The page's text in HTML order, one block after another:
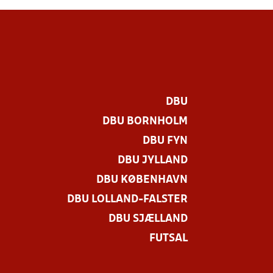
DBU
DBU BORNHOLM
DBU FYN
DBU JYLLAND
DBU KØBENHAVN
DBU LOLLAND-FALSTER
DBU SJÆLLAND
FUTSAL